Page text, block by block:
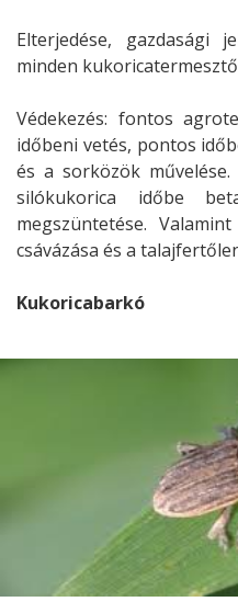
Elterjedése, gazdasági
minden
Védekezés: fontos
időbeni vetés, pontos
és a sorközök
silókukorica időbe
megszüntetése.
csávázása és a
Kukoricabarkó